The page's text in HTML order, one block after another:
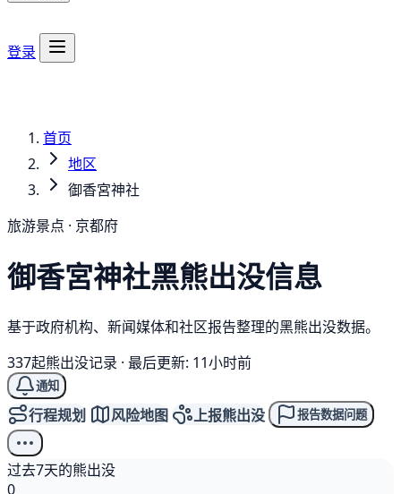
登录
首页
地区
御香宮神社
旅游景点 · 京都府
御香宮神社黑熊出没信息
基于政府机构、新闻媒体和社区报告整理的黑熊出没数据。
337起熊出没记录 · 最后更新: 11小时前
通知
行程规划 风险地图 上报熊出没 报告数据问题
过去7天的熊出没
0